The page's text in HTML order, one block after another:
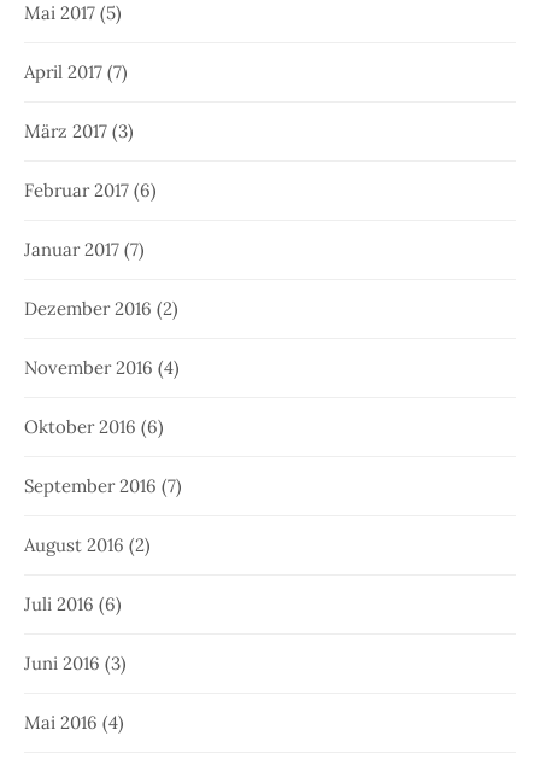
Mai 2017 (5)
April 2017 (7)
März 2017 (3)
Februar 2017 (6)
Januar 2017 (7)
Dezember 2016 (2)
November 2016 (4)
Oktober 2016 (6)
September 2016 (7)
August 2016 (2)
Juli 2016 (6)
Juni 2016 (3)
Mai 2016 (4)